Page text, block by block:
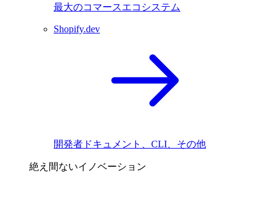
最大のコマースエコシステム
Shopify.dev
開発者ドキュメント、CLI、その他
絶え間ないイノベーション